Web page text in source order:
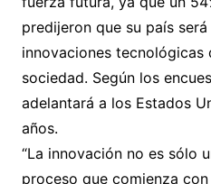
predijeron que su país
innovaciones tecnológicas
sociedad. Según los
adelantará a los Estados
años.
“La innovación no es sólo
proceso que comienza